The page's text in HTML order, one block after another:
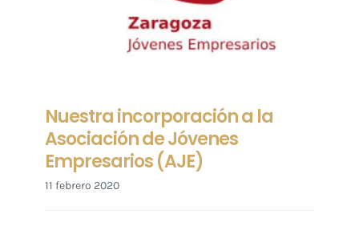
Nuestra incorporación a la
Asociación de Jóvenes
Empresarios (AJE)
11 febrero 2020